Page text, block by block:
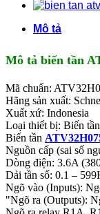
Mô tả
Mô tả biến tần
Mã chuẩn:
Hãng sản xuất:
Xuất xứ: Indonesia
Loại thiết bị: Biến tần
Biến tần
Nguồn cấp (sai số
Dòng điện: 3.6A
Dải tần số: 0.1 –
Ngõ vào (Inputs):
"Ngõ ra (Outputs):